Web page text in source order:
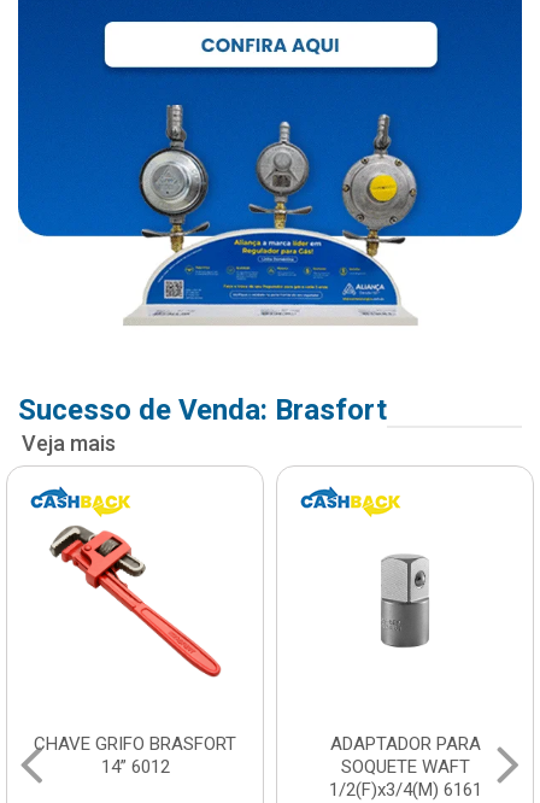
Sucesso de Venda: Brasfort
Veja mais
CHAVE GRIFO BRASFORT
14” 6012
ADAPTADOR PARA
SOQUETE WAFT
1/2(F)x3/4(M) 6161